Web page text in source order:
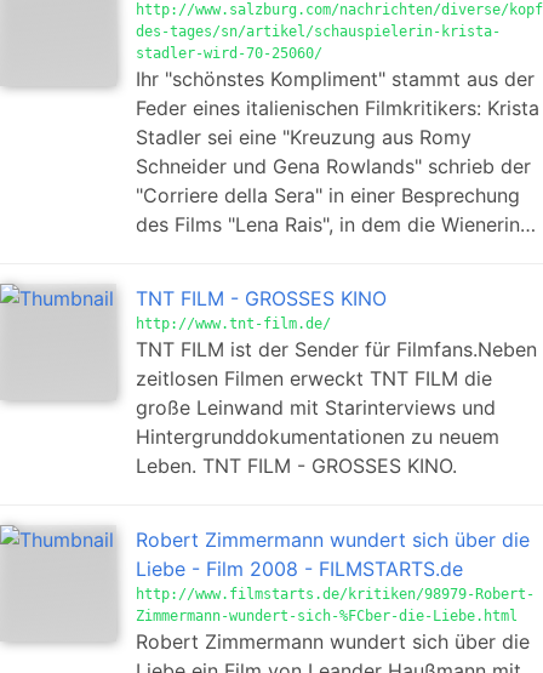
http://www.salzburg.com/nachrichten/diverse/
des-tages/sn/artikel/schauspielerin-krista-
stadler-wird-70-25060/
Ihr "schönstes Kompliment" stammt aus der
Feder eines italienischen Filmkritikers: Krista
Stadler sei eine "Kreuzung aus Romy
Schneider und Gena Rowlands" schrieb der
"Corriere della Sera" in einer Besprechung
des Films "Lena Rais", in dem die Wienerin…
TNT FILM - GROSSES KINO
http://www.tnt-film.de/
TNT FILM ist der Sender für Filmfans.Neben
zeitlosen Filmen erweckt TNT FILM die
große Leinwand mit Starinterviews und
Hintergrunddokumentationen zu neuem
Leben. TNT FILM - GROSSES KINO.
Robert Zimmermann wundert sich über die
Liebe - Film 2008 - FILMSTARTS.de
http://www.filmstarts.de/kritiken/98979-Robert-
Zimmermann-wundert-sich-%FCber-die-Liebe.html
Robert Zimmermann wundert sich über die